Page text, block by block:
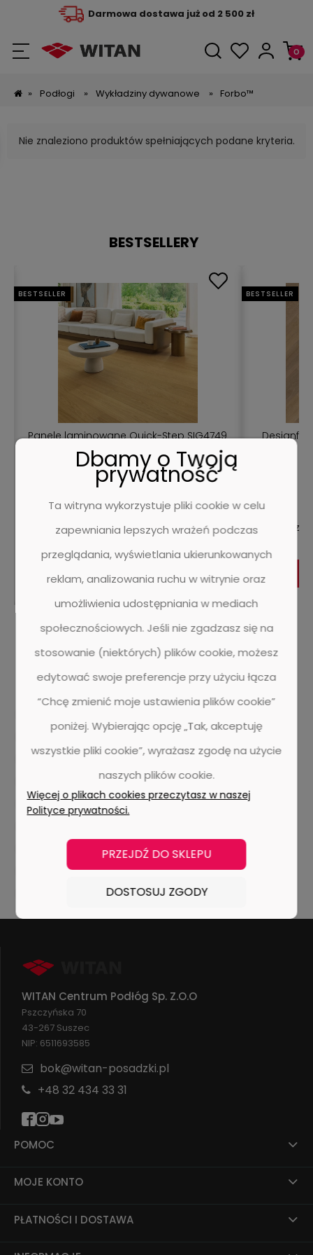
Darmowa dostawa już od 2 500 zł
» Podłogi » Wykładziny dywanowe » Forbo™
Nie znaleziono produktów spełniających podane kryteria.
BESTSELLERY
Panele laminowane Quick-Step SIG4749
Capture Dąb naturalny lakierowany -
Panel - 1380 mm - 212 mm - 9 mm
1 ocena
159,95 zł
130,04 zł
DO KOSZYKA
BESTSELLER
182,00 zł
BESTSELLER
metody
wady i zalety
pranie dywanu
czyszczenie wykładzin dywanowy
panele winylowe
listwy przypodłogowe
doellken
designflooring
aranżacja wnętrza
ivc edel
wykładziny dywanowe
witan centrum podłóg
UZIN
chemia budowlana
podłogi drewniane
barlinek
pergo
panele laminowane
ter huerne jawor-parkiet
POMOC
MOJE KONTO
PŁATNOŚCI I DOSTAWA
WITAN Centrum Podłóg Sp. Z.O.O
Pszczyńska 70
43-267 Suszec
NIP: 6511693585
bok@witan-posadzki.pl
+48 32 434 33 31
Dbamy o Twoją
prywatność
Ta witryna wykorzystuje pliki cookie w celu
zapewniania lepszych wrażeń podczas
przeglądania, wyświetlania ukierunkowanych
reklam, analizowania ruchu w witrynie oraz
umożliwienia udostępniania w mediach
społecznościowych. Jeśli nie zgadzasz się na
stosowanie (niektórych) plików cookie, możesz
edytować swoje preferencje przy użyciu łącza
“Chcę zmienić moje ustawienia plików cookie”
poniżej. Wybierając opcję „Tak, akceptuję
wszystkie pliki cookie”, wyrażasz zgodę na użycie
naszych plików cookie.
Więcej o plikach cookies przeczytasz w naszej
Polityce prywatności.
PRZEJDŹ DO SKLEPU
DOSTOSUJ ZGODY